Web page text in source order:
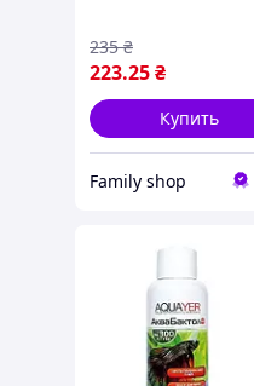
гнили 250 мл
223.25₴
235 ₴
Купить
Family shop